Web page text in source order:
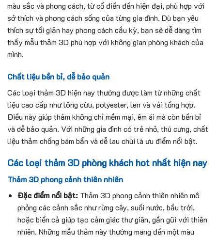
màu sắc và phong cách, từ cổ điển đến hiện đại, phù hợp với
sở thích và phong cách sống của từng gia đình. Dù bạn yêu
thích sự tối giản hay phong cách cầu kỳ, bạn sẽ dễ dàng tìm
thấy mẫu thảm 3D phù hợp với không gian phòng khách của
mình.
Chất liệu bền bỉ, dễ bảo quản
Các loại thảm 3D hiện nay thường được làm từ những chất
liệu cao cấp như lông cừu, polyester, len và vải tổng hợp.
Điều này giúp thảm không chỉ mềm mại, êm ái mà còn bền bỉ
và dễ bảo quản. Với những gia đình có trẻ nhỏ, thú cưng, chất
liệu thảm chống bám bẩn và dễ lau chùi là ưu điểm nổi bật.
Các loại thảm 3D phòng khách hot nhất hiện nay
Thảm 3D phong cảnh thiên nhiên
Đặc điểm nổi bật:Thảm 3D phong cảnh thiên nhiên mô
phỏng các cảnh sắc như rừng cây, suối nước, bầu trời,
hoặc biển cả giúp tạo cảm giác thư giãn, gần gũi với thiên
nhiên. Những mẫu thảm này thường mang đến một màu